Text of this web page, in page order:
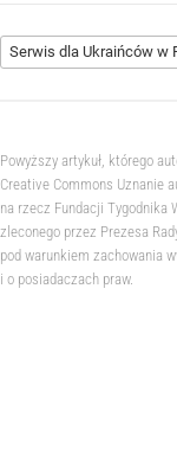
Serwis dla Ukraińców w
Powyższy artykuł, którego
Creative Commons Uznanie
na rzecz Fundacji Tygodnika
zleconego przez Prezesa
pod warunkiem zachowania
i o posiadaczach praw.